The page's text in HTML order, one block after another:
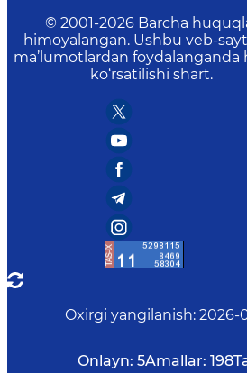
© 2001-2026 Barcha
himoyalangan. Ushbu veb-
ma’lumotlardan foydalanganda
ko‘rsatilishi shart.
Oxirgi yangilanish: 2026-
Onlayn: 5Amallar: 198